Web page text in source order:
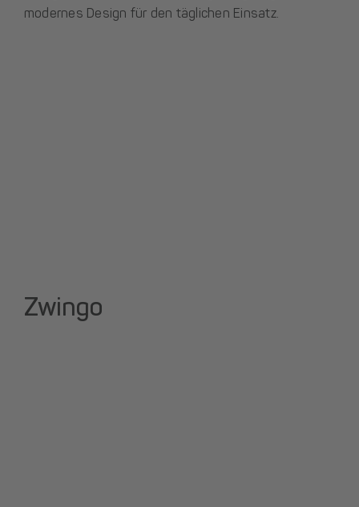
modernes Design für den täglichen Einsatz.
Zwingo